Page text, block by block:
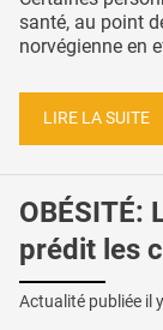
santé, au point
norvégienne en
LIRE LA SUITE
OBÉSITÉ:
prédit les
Actualité publiée il